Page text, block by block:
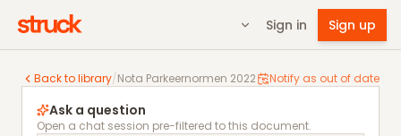
Sign in Sign up
Back to library/Nota Parkeernormen 2022 Notify as out of date
Nota Parkeernormen 2022
Ask a question
Open a chat session pre-filtered to this document.